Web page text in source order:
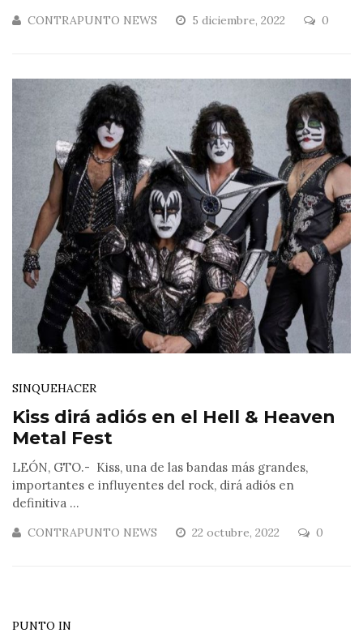
CONTRAPUNTO NEWS 5 diciembre, 2022 0
SINQUEHACER
Kiss dirá adiós en el Hell & Heaven
Metal Fest
LEÓN, GTO.- Kiss, una de las bandas más grandes,
importantes e influyentes del rock, dirá adiós en
definitiva ...
CONTRAPUNTO NEWS 22 octubre, 2022 0
PUNTO IN